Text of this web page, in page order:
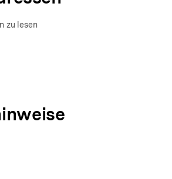
zu lesen